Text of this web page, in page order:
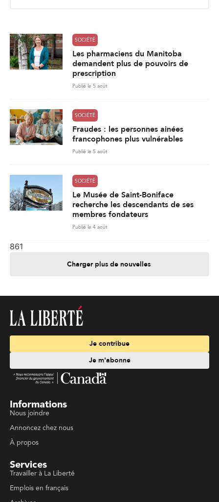
SOCIÉTÉ
Les pharmaciens du Manitoba
demandent plus de pouvoirs de
prescription
Publié le 5 août
SOCIÉTÉ
Fraudes : les personnes ainées
francophones plus vulnérables
Publié le 5 août
SOCIÉTÉ
Le Musée de Saint-Boniface
recherche les descendants de ses
membres fondateurs
Publié le 4 août
861
Charger plus de nouvelles
Je contribue
Je m'abonne
Informations
Nous joindre
Annoncez chez nous
À propos
Services
Travailler à La Liberté
Emplois en français